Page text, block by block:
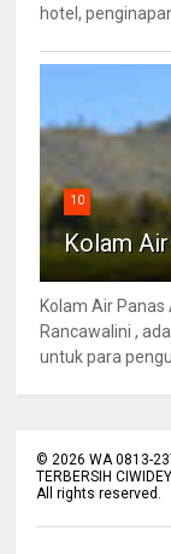
hotel,
10
Kolam
Kolam Air
Rancawalini ,
untuk para
© 2026 WA 0813-
TERBERSIH
All rights reserved.